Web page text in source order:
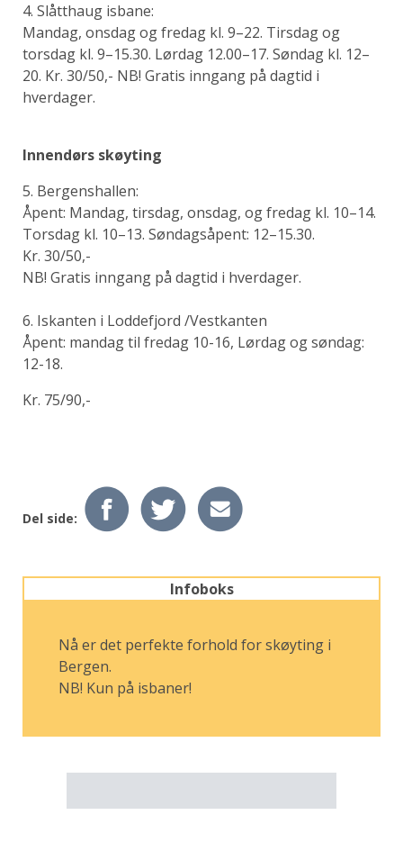
4. Slåtthaug isbane:
Mandag, onsdag og fredag kl. 9–22. Tirsdag og
torsdag kl. 9–15.30. Lørdag 12.00–17. Søndag kl. 12–
20. Kr. 30/50,- NB! Gratis inngang på dagtid i
hverdager.
Innendørs skøyting
5. Bergenshallen:
Åpent: Mandag, tirsdag, onsdag, og fredag kl. 10–14.
Torsdag kl. 10–13. Søndagsåpent: 12–15.30.
Kr. 30/50,-
NB! Gratis inngang på dagtid i hverdager.
6. Iskanten i Loddefjord /Vestkanten
Åpent: mandag til fredag 10-16, Lørdag og søndag:
12-18.
Kr. 75/90,-
Del side:
Infoboks
Nå er det perfekte forhold for skøyting i
Bergen.
NB! Kun på isbaner!